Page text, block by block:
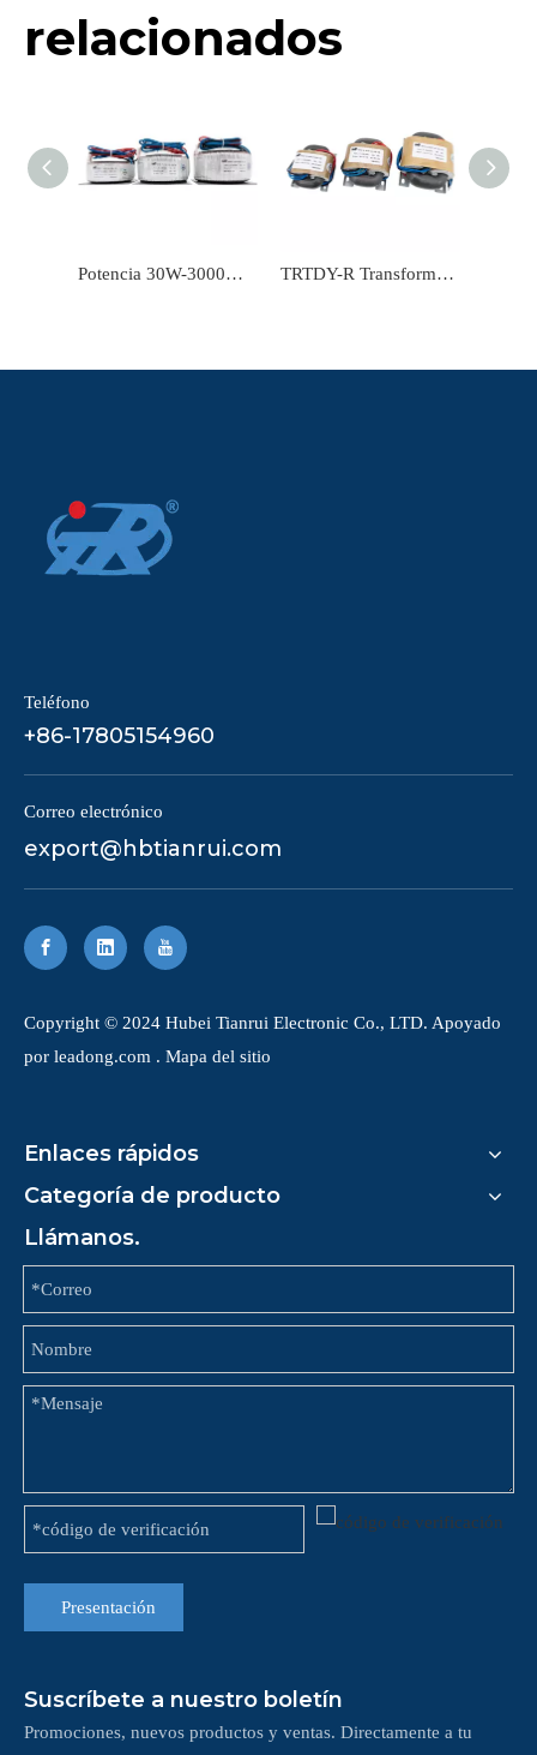
relacionados
Potencia 30W-3000W del transformador de corriente toroidal de frecuencia de potencia TRTDY-T TRTDY-R Transformador tipo R Transformador de corriente eléctrica Potencia 5W-3000W
Teléfono
+86-17805154960
Correo electrónico
export@hbtianrui.com
Copyright © 2024 Hubei Tianrui Electronic Co., LTD. Apoyado
por leadong.com . Mapa del sitio
Enlaces rápidos
Categoría de producto
Llámanos.
Presentación
Suscríbete a nuestro boletín
Promociones, nuevos productos y ventas. Directamente a tu